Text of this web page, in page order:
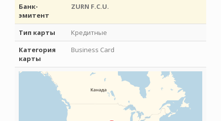
Банк-
эмитент
ZURN F.C.U.
Тип карты
Кредитные
Категория
карты
Business Card